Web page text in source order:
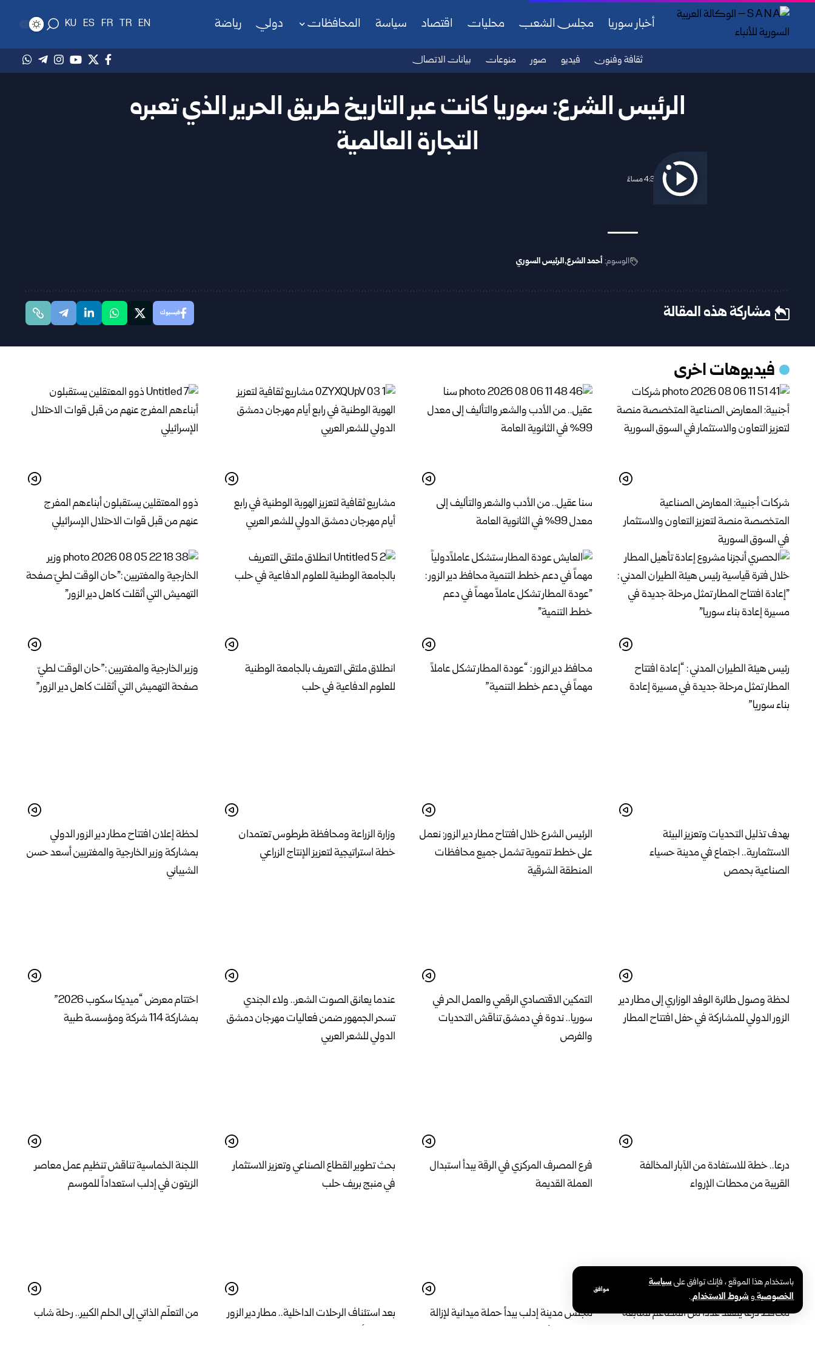
باستخدام هذا الموقع ، فإنك توافق علىسياسة
الخصوصيةوشروط الاستخدام.
موافق
أخبار سوريا مجلس الشعب محليات اقتصاد سياسة المحافظات دولي رياضة EN
TR
FR
ES
KU
ثقافة وفنون فيديو صور منوعات بيانات الاتصال
الرئيس الشرع: سوريا كانت عبر التاريخ طريق الحرير الذي تعبره
التجارة العالمية
2026/04/17 4:30 مساءً
الوسوم: أحمد الشرع الرئيس السوري
مشاركة هذه المقالة فيسبوك
فيديوهات اخرى
شركات أجنبية: المعارض الصناعية
المتخصصة منصة لتعزيز التعاون والاستثمار
في السوق السورية
سنا عقيل.. من الأدب والشعر والتأليف إلى
معدل 99% في الثانوية العامة
مشاريع ثقافية لتعزيز الهوية الوطنية في رابع
أيام مهرجان دمشق الدولي للشعر العربي
ذوو المعتقلين يستقبلون أبناءهم المفرج
عنهم من قبل قوات الاحتلال الإسرائيلي
رئيس هيئة الطيران المدني : “إعادة افتتاح
المطار تمثل مرحلة جديدة في مسيرة إعادة
بناء سوريا”
محافظ دير الزور : “عودة المطار تشكل عاملاً
مهماً في دعم خطط التنمية”
انطلاق ملتقى التعريف بالجامعة الوطنية
للعلوم الدفاعية في حلب
وزير الخارجية والمغتربين :”حان الوقت لطيّ
صفحة التهميش التي أثقلت كاهل دير الزور”
بهدف تذليل التحديات وتعزيز البيئة
الاستثمارية.. اجتماع في مدينة حسياء
الصناعية بحمص
الرئيس الشرع خلال افتتاح مطار دير الزور: نعمل
على خطط تنموية تشمل جميع محافظات
المنطقة الشرقية
وزارة الزراعة ومحافظة طرطوس تعتمدان
خطة استراتيجية لتعزيز الإنتاج الزراعي
لحظة إعلان افتتاح مطار دير الزور الدولي
بمشاركة وزير الخارجية والمغتربين أسعد حسن
الشيباني
لحظة وصول طائرة الوفد الوزاري إلى مطار دير
الزور الدولي للمشاركة في حفل افتتاح المطار
التمكين الاقتصادي الرقمي والعمل الحر في
سوريا.. ندوة في دمشق تناقش التحديات
والفرص
عندما يعانق الصوت الشعر.. ولاء الجندي
تسحر الجمهور ضمن فعاليات مهرجان دمشق
الدولي للشعر العربي
اختتام معرض “ميديكا سكوب 2026”
بمشاركة 114 شركة ومؤسسة طبية
درعا.. خطة للاستفادة من الآبار المخالفة
القريبة من محطات الإرواء
فرع المصرف المركزي في الرقة يبدأ استبدال
العملة القديمة
بحث تطوير القطاع الصناعي وتعزيز الاستثمار
في منبج بريف حلب
اللجنة الخماسية تناقش تنظيم عمل معاصر
الزيتون في إدلب استعداداً للموسم
محافظ درعا يتفقد عدداً من المطاعم لمتابعة
مجلس مدينة إدلب يبدأ حملة ميدانية لإزالة
بعد استئناف الرحلات الداخلية.. مطار دير الزور
من التعلّم الذاتي إلى الحلم الكبير.. رحلة شاب